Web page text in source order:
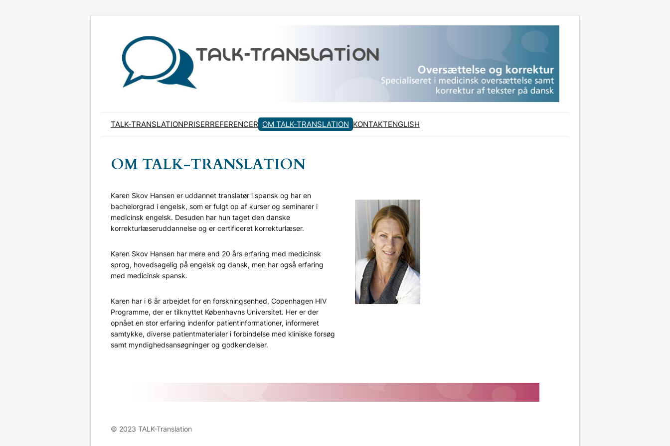
TALK-TRANSLATIONPRISERREFERENCER OM TALK-TRANSLATION KONTAKTENGLISH
OM TALK-TRANSLATION
Karen Skov Hansen er uddannet translatør i spansk og har en
bachelorgrad i engelsk, som er fulgt op af kurser og seminarer i
medicinsk engelsk. Desuden har hun taget den danske
korrekturlæseruddannelse og er certificeret korrekturlæser.
Karen Skov Hansen har mere end 20 års erfaring med medicinsk
sprog, hovedsagelig på engelsk og dansk, men har også erfaring
med medicinsk spansk.
Karen har i 6 år arbejdet for en forskningsenhed, Copenhagen HIV
Programme, der er tilknyttet Københavns Universitet. Her er der
opnået en stor erfaring indenfor patientinformationer, informeret
samtykke, diverse patientmaterialer i forbindelse med kliniske forsøg
samt myndighedsansøgninger og godkendelser.
© 2023 TALK-Translation